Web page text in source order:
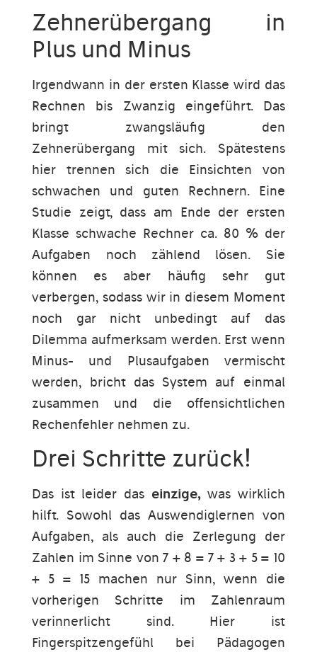
Zehnerübergang in
Plus und Minus
Irgendwann in der ersten Klasse wird das
Rechnen bis Zwanzig eingeführt. Das
bringt zwangsläufig den
Zehnerübergang mit sich. Spätestens
hier trennen sich die Einsichten von
schwachen und guten Rechnern. Eine
Studie zeigt, dass am Ende der ersten
Klasse schwache Rechner ca. 80 % der
Aufgaben noch zählend lösen. Sie
können es aber häufig sehr gut
verbergen, sodass wir in diesem Moment
noch gar nicht unbedingt auf das
Dilemma aufmerksam werden. Erst wenn
Minus- und Plusaufgaben vermischt
werden, bricht das System auf einmal
zusammen und die offensichtlichen
Rechenfehler nehmen zu.
Drei Schritte zurück!
Das ist leider das einzige,was wirklich
hilft. Sowohl das Auswendiglernen von
Aufgaben, als auch die Zerlegung der
Zahlen im Sinne von 7 + 8 = 7 + 3 + 5 = 10
+ 5 = 15 machen nur Sinn, wenn die
vorherigen Schritte im Zahlenraum
verinnerlicht sind. Hier ist
Fingerspitzengefühl bei Pädagogen